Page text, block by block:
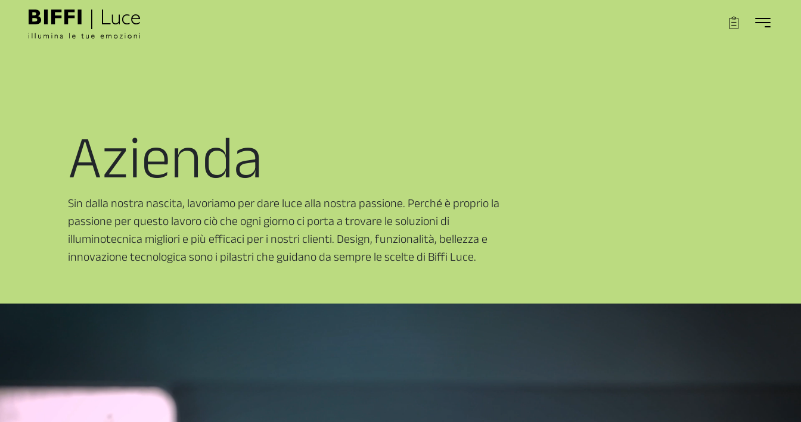
Azienda
Sin dalla nostra nascita, lavoriamo per dare luce alla nostra passione. Perché è proprio la
passione per questo lavoro ciò che ogni giorno ci porta a trovare le soluzioni di
illuminotecnica migliori e più efficaci per i nostri clienti. Design, funzionalità, bellezza e
innovazione tecnologica sono i pilastri che guidano da sempre le scelte di Biffi Luce.